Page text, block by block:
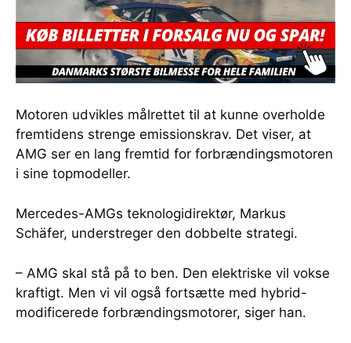
Motoren udvikles målrettet til at kunne overholde
fremtidens strenge emissionskrav. Det viser, at
AMG ser en lang fremtid for forbrændingsmotoren
i sine topmodeller.
Mercedes-AMGs teknologidirektør, Markus
Schäfer, understreger den dobbelte strategi.
– AMG skal stå på to ben. Den elektriske vil vokse
kraftigt. Men vi vil også fortsætte med hybrid-
modificerede forbrændingsmotorer, siger han.